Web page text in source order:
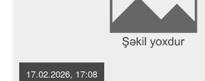
17.02.2026, 17:08